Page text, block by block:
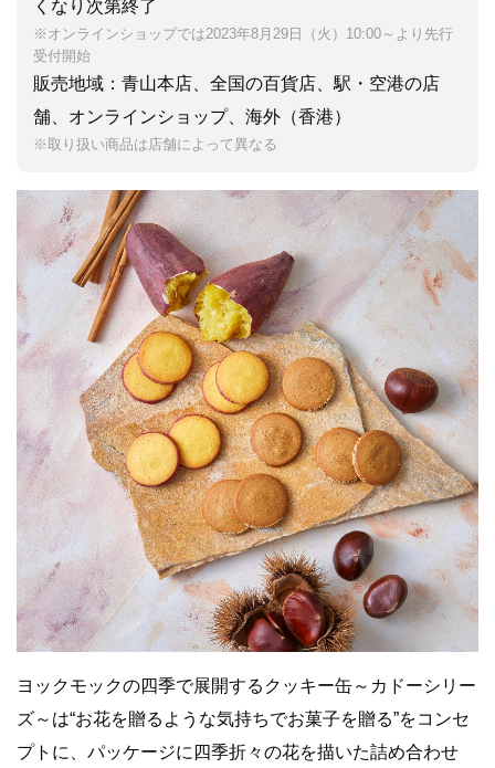
くなり次第終了
※オンラインショップでは2023年8月29日（火）10:00～より先行
受付開始
販売地域：青山本店、全国の百貨店、駅・空港の店
舗、オンラインショップ、海外（香港）
※取り扱い商品は店舗によって異なる
ヨックモックの四季で展開するクッキー缶～カドーシリー
ズ～は“お花を贈るような気持ちでお菓子を贈る”をコンセ
プトに、パッケージに四季折々の花を描いた詰め合わせ